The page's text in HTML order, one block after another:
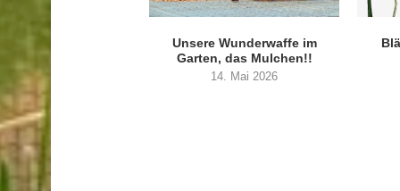
Unsere Wunderwaffe im
Garten, das Mulchen!!
14. Mai 2026